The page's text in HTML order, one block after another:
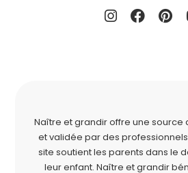
Naître et grandir offre une source
et validée par des
site soutient les parents dans le
leur enfant. Naître et grandir